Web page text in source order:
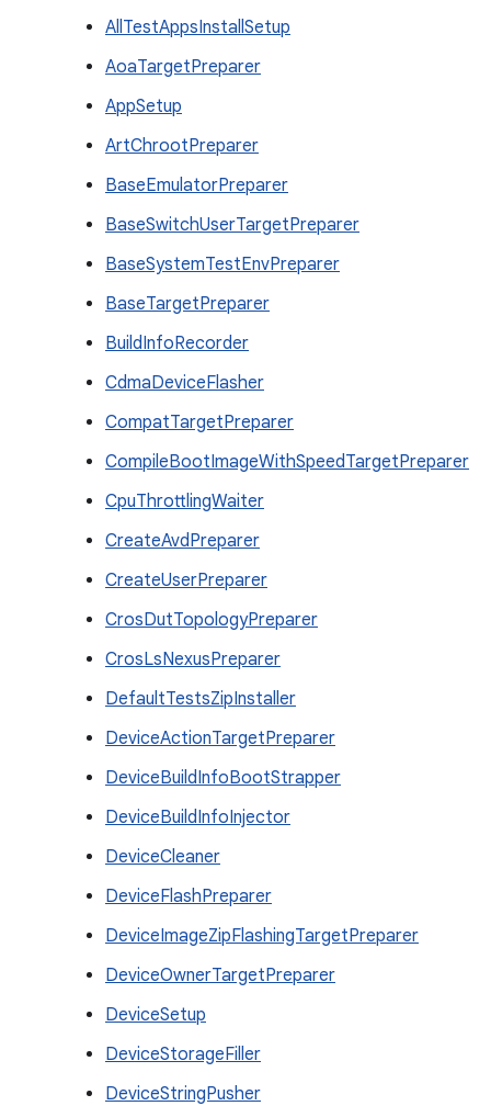
AllTestAppsInstallSetup
AoaTargetPreparer
AppSetup
ArtChrootPreparer
BaseEmulatorPreparer
BaseSwitchUserTargetPreparer
BaseSystemTestEnvPreparer
BaseTargetPreparer
BuildInfoRecorder
CdmaDeviceFlasher
CompatTargetPreparer
CompileBootImageWithSpeedTargetPreparer
CpuThrottlingWaiter
CreateAvdPreparer
CreateUserPreparer
CrosDutTopologyPreparer
CrosLsNexusPreparer
DefaultTestsZipInstaller
DeviceActionTargetPreparer
DeviceBuildInfoBootStrapper
DeviceBuildInfoInjector
DeviceCleaner
DeviceFlashPreparer
DeviceImageZipFlashingTargetPreparer
DeviceOwnerTargetPreparer
DeviceSetup
DeviceStorageFiller
DeviceStringPusher